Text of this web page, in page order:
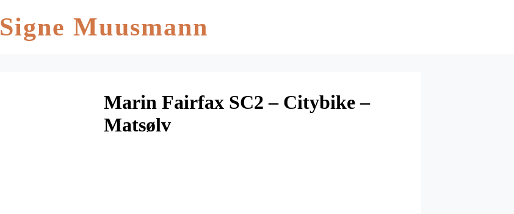
Signe Muusmann
Marin Fairfax SC2 – Citybike –
Matsølv